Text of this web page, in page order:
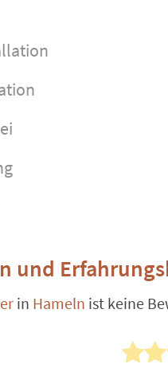
und
in Hameln ist keine